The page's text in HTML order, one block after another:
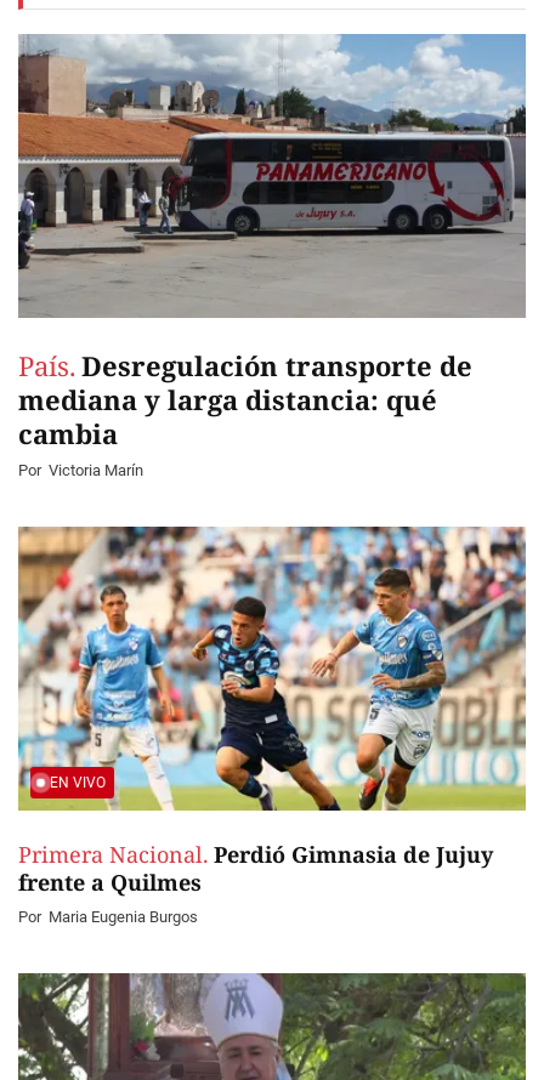
País. Desregulación transporte de
mediana y larga distancia: qué
cambia
Por Victoria Marín
EN VIVO
Primera Nacional. Perdió Gimnasia de Jujuy
frente a Quilmes
Por Maria Eugenia Burgos